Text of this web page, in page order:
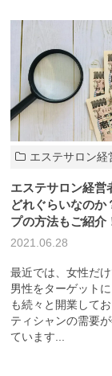
エステサロン経
エステサロン経営
どれぐらいなのか
プの方法もご紹介
2021.06.28
最近では、女性だけ
男性をターゲット
も続々と開業して
ティシャンの需要
ています...